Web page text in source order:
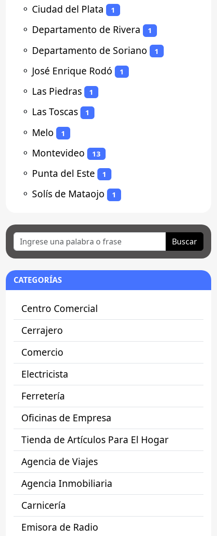
⚬ Ciudad del Plata 1
⚬ Departamento de Rivera 1
⚬ Departamento de Soriano 1
⚬ José Enrique Rodó 1
⚬ Las Piedras 1
⚬ Las Toscas 1
⚬ Melo 1
⚬ Montevideo 13
⚬ Punta del Este 1
⚬ Solís de Mataojo 1
Buscar
CATEGORÍAS
Centro Comercial
Cerrajero
Comercio
Electricista
Ferretería
Oficinas de Empresa
Tienda de Artículos Para El Hogar
Agencia de Viajes
Agencia Inmobiliaria
Carnicería
Emisora de Radio